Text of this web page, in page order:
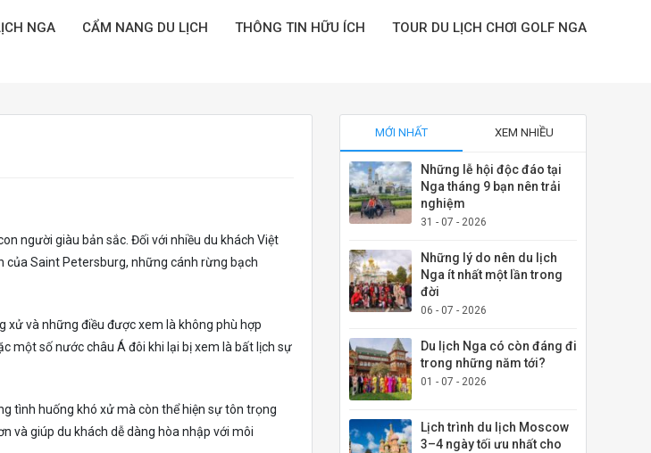
NGA CẨM NANG DU LỊCH THÔNG TIN HỮU ÍCH TOUR DU LỊCH CHƠI GOLF NGA
người giàu bản sắc. Đối với nhiều du khách Việt
của Saint Petersburg, những cánh rừng bạch
xử và những điều được xem là không phù hợp
một số nước châu Á đôi khi lại bị xem là bất lịch sự
tình huống khó xử mà còn thể hiện sự tôn trọng
và giúp du khách dễ dàng hòa nhập với môi
MỚI NHẤT XEM NHIỀU
Những lễ hội độc đáo tại
Nga tháng 9 bạn nên trải
nghiệm
31 - 07 - 2026
Những lý do nên du lịch
Nga ít nhất một lần trong
đời
06 - 07 - 2026
Du lịch Nga có còn đáng đi
trong những năm tới?
01 - 07 - 2026
Lịch trình du lịch Moscow
3–4 ngày tối ưu nhất cho